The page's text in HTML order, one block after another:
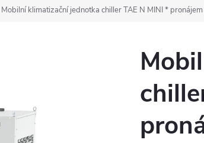
Mobilní klimatizační jednotka chiller TAE N MINI * pronájem